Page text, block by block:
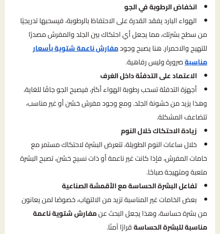
انخفاض الرطوبة في الجو
الهواء البارد يفقد القدرة على الاحتفاظ بالرطوبة، فيسحبها تدريجيًا
من سطح بشرتك، مما يجعل أي احتكاك بين الجلد والمفرش مصدرًا
للتهيج والاحمرار. هنا يصبح وجودمفارش ناعمة شتوية بأسعار
مناسبةضرورة وليس رفاهية.
الاعتماد على التدفئة داخل الغرف
أجهزة التدفئة تسحب رطوبة الهواء أكثر، فيصبح الجو جافًا للغاية،
وهذا يزيد من خشونة الجلد. ومع وجود مفرش خشن أو غير مناسب،
تتضاعف المشكلة.
زيادة الاحتكاك خلال النوم
خلال ساعات النوم الطويلة، تتعرض البشرة لاحتكاك مستمر مع
خامات المفرش، فإذا كانت غير ناعمة أو ذات نسيج خشن، تصبح البشرة
متعبة ومتهيجة صباحًا.
تفاعل البشرة الحساسة مع الأقمشة الصناعية
بعض الخامات غير المناسبة تزيد من الالتهاب، خصوصًا لمن يعانون
من بشرة حساسة، وهذا يجعل البحث عنمفارش شتوية ناعمة
مناسبة للبشرة الحساسةقرارًا آمنًا.